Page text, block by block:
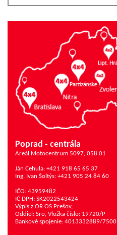
Poprad - centrála
Areál Motocentrum 5097, 058 01
Ján Cehula: +421 918 65 65 37
Ing. Ivan Šoltýs: +421 905 24 84 60
IČO: 43959482
IČ DPH: SK2022543424
Výpis z OR OS Prešov,
Oddiel: Sro, Vložka číslo: 19720/P
Bankové spojenie: 4013332889/7500